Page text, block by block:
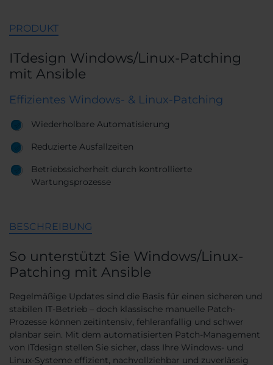
PRODUKT
ITdesign Windows/Linux-Patching
mit Ansible
Effizientes Windows- & Linux-Patching
Wiederholbare Automatisierung
Reduzierte Ausfallzeiten
Betriebssicherheit durch kontrollierte
Wartungsprozesse
BESCHREIBUNG
So unterstützt Sie Windows/Linux-
Patching mit Ansible
Regelmäßige Updates sind die Basis für einen sicheren und
stabilen IT-Betrieb – doch klassische manuelle Patch-
Prozesse können zeitintensiv, fehleranfällig und schwer
planbar sein. Mit dem automatisierten Patch-Management
von ITdesign stellen Sie sicher, dass Ihre Windows- und
Linux-Systeme effizient, nachvollziehbar und zuverlässig